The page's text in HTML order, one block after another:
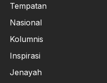
Tempatan
Nasional
Kolumnis
Inspirasi
Jenayah